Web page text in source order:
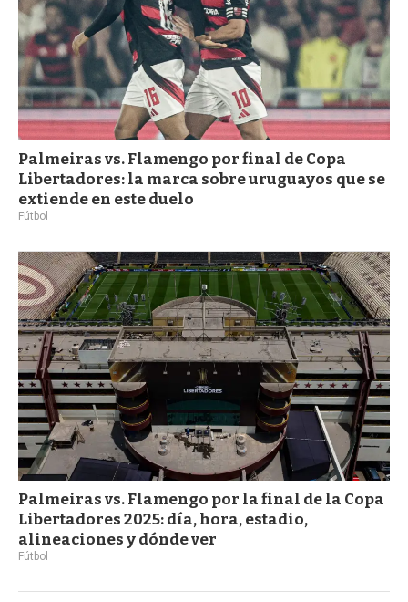
Palmeiras vs. Flamengo por final de Copa
Libertadores: la marca sobre uruguayos que se
extiende en este duelo
Fútbol
Palmeiras vs. Flamengo por la final de la Copa
Libertadores 2025: día, hora, estadio,
alineaciones y dónde ver
Fútbol